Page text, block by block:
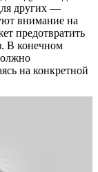
других —
внимание на
предотвратить
В конечном
на конкретной